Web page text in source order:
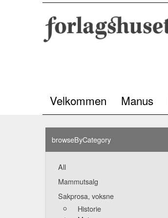
Velkommen Manus
browseByCategory
All
Mammutsalg
Sakprosa, voksne
Historie